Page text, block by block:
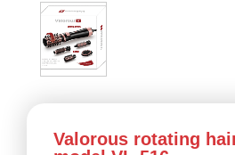
Valorous rotating